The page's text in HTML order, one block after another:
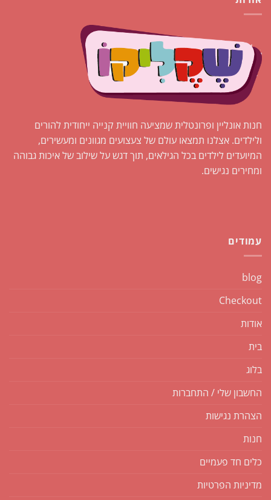
חנות אונליין ופרונטלית שמציעה חוויית קנייה ייחודית להורים
ולילדים. אצלנו תמצאו עולם של צעצועים מגוונים ומעשירים,
המיועדים לילדים בכל הגילאים, תוך דגש על שילוב של איכות גבוהה
ומחירים נגישים.
עמודים
blog
Checkout
אודות
בית
בלוג
החשבון שלי / התחברות
הצהרת נגישות
חנות
כלים חד פעמיים
מדיניות הפרטיות